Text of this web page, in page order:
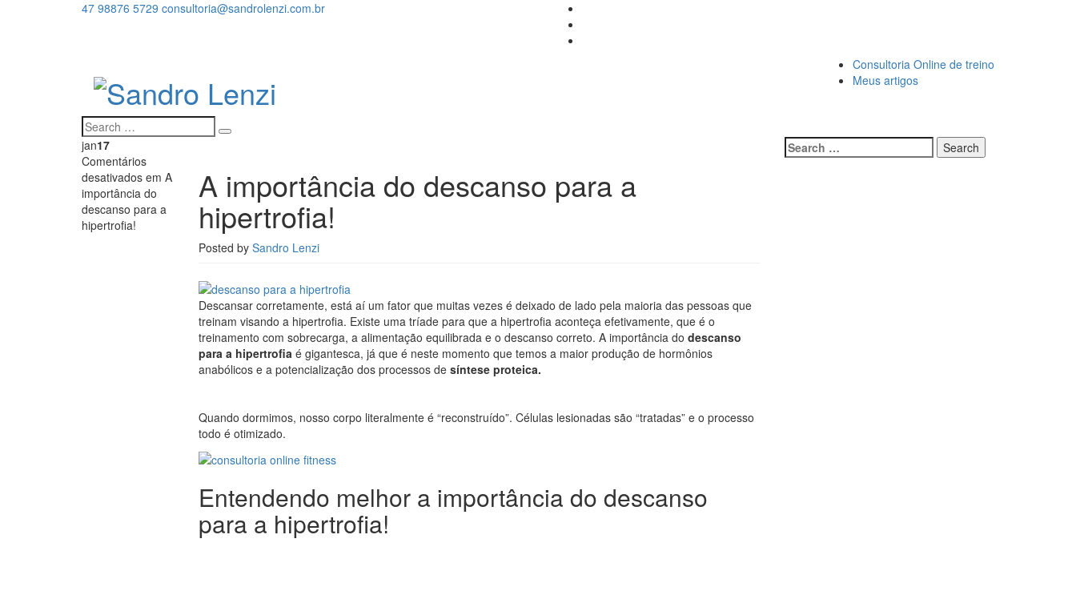
47 98876 5729 consultoria@sandrolenzi.com.br
Consultoria Online de treino
Meus artigos
jan17
Comentários
desativados em A
importância do
descanso para a
hipertrofia!
A importância do descanso para a
hipertrofia!
Posted bySandro Lenzi
Descansar corretamente, está aí um fator que muitas vezes é deixado de lado pela maioria das pessoas que
treinam visando a hipertrofia. Existe uma tríade para que a hipertrofia aconteça efetivamente, que é o
treinamento com sobrecarga, a alimentação equilibrada e o descanso correto. A importância dodescanso
para a hipertrofia é gigantesca, já que é neste momento que temos a maior produção de hormônios
anabólicos e a potencialização dos processos desíntese proteica.
Quando dormimos, nosso corpo literalmente é “reconstruído”. Células lesionadas são “tratadas” e o processo
todo é otimizado.
Entendendo melhor a importância do descanso
para a hipertrofia!